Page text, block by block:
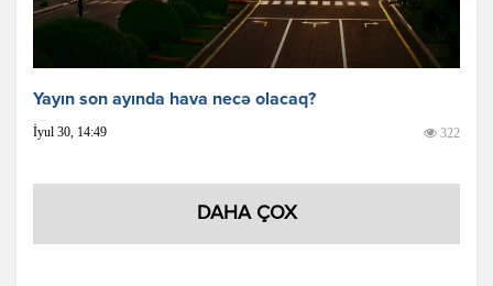
Yayın son ayında hava necə olacaq?
İyul 30, 14:49 322
DAHA ÇOX